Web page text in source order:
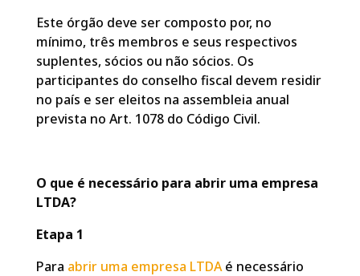
Este órgão deve ser composto por, no
mínimo, três membros e seus respectivos
suplentes, sócios ou não sócios. Os
participantes do conselho fiscal devem residir
no país e ser eleitos na assembleia anual
prevista no Art. 1078 do Código Civil.
O que é necessário para abrir uma empresa
LTDA?
Etapa 1
Para abrir uma empresa LTDAé necessário